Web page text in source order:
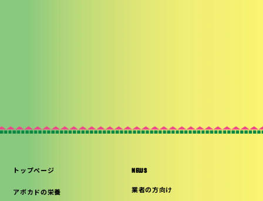
トップページ
アボカドの栄養
NEWS
業者の方向け